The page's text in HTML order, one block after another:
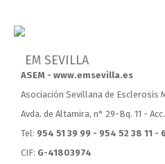
ASEM - www.emsevilla.es
Asociación Sevillana de Esclerosis
Avda. de Altamira, n° 29-Bq. 11 -
Tel: 954 51 39 99 - 954 52 38 11 -
CIF: G-41803974